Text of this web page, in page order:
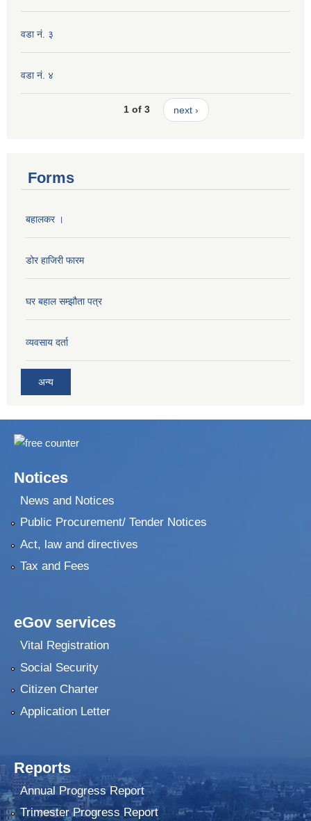
वडा नं. ३
वडा नं. ४
1 of 3 next ›
Forms
बहालकर ।
डोर हाजिरी फारम
घर बहाल सम्झौता पत्र
व्यवसाय दर्ता
अन्य
Notices
News and Notices
Public Procurement/ Tender Notices
Act, law and directives
Tax and Fees
eGov services
Vital Registration
Social Security
Citizen Charter
Application Letter
Reports
Annual Progress Report
Trimester Progress Report